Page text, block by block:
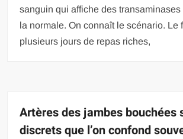
sanguin qui affiche des
la normale. On connaît le scénario. Le
plusieurs jours de repas riches,
Artères des jambes bouchées
discrets que l’on confond